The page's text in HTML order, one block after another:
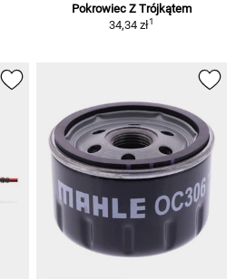
Pokrowiec Z Trójkątem
34,34 zł1